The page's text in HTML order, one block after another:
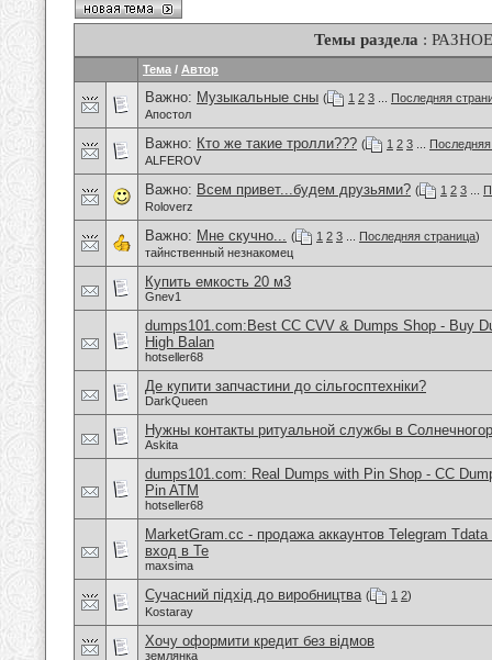
Темы раздела : РАЗНОЕ
Тема / Автор
Важно: Музыкальные сны ( 1 2 3
Последняя
Апостол
Важно: Кто же такие тролли??? ( 1 2 3
ALFEROV
Важно: Всем привет...будем друзьями? ( 1 2 3
Roloverz
Важно: Мне скучно... ( 1 2 3 Последняя страница)
тайнственный незнакомец
Купить емкость 20 м3
Gnev1
dumps101.com:Best CC CVV & Dumps Shop - Buy
High Balan
hotseller68
Де купити запчастини до сільгосптехніки?
DarkQueen
Нужны контакты ритуальной службы в
Askita
dumps101.com: Real Dumps with Pin Shop - CC
Pin ATM
hotseller68
MarketGram.cc - продажа аккаунтов Telegram
вход в Te
maxsima
Сучасний підхід до виробництва ( 1 2)
Kostaray
Хочу оформити кредит без відмов
землянка